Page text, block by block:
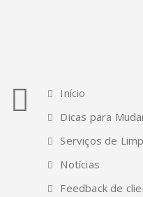
Início
Dicas para
Serviços de
Notícias
Feedback de